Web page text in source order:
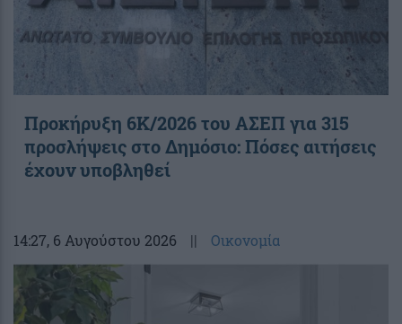
Προκήρυξη 6Κ/2026 του ΑΣΕΠ για 315
προσλήψεις στο Δημόσιο: Πόσες αιτήσεις
έχουν υποβληθεί
14:27, 6 Αυγούστου 2026 || Οικονομία